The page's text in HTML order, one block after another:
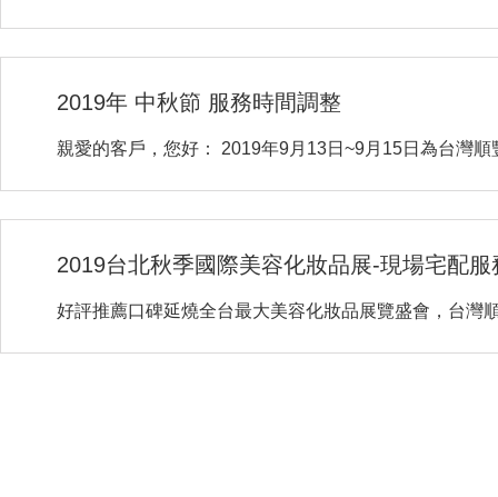
2019年 中秋節 服務時間調整
親愛的客戶，您好： 2019年9月13日~9月15日為台灣
2019台北秋季國際美容化妝品展-現場宅配服
好評推薦口碑延燒全台最大美容化妝品展覽盛會，台灣